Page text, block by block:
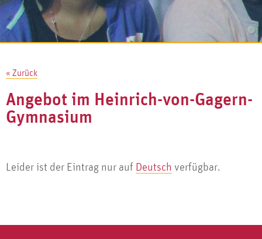
« Zurück
Angebot im Heinrich-von-Gagern-
Gymnasium
Leider ist der Eintrag nur auf Deutsch verfügbar.